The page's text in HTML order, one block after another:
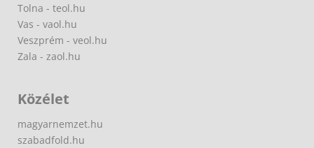
Tolna - teol.hu
Vas - vaol.hu
Veszprém - veol.hu
Zala - zaol.hu
Közélet
magyarnemzet.hu
szabadfold.hu